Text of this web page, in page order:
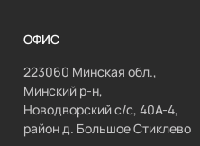
ОФИС
223060 Минская обл.,
Минский р-н,
Новодворский с/с, 40А-4,
район д. Большое Стиклево